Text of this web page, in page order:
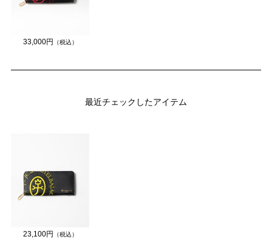
33,000円 （税込）
最近チェックしたアイテム
23,100円 （税込）